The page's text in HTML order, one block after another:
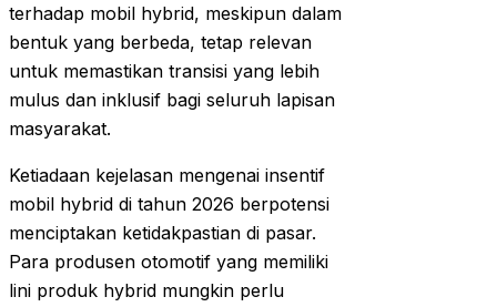
terhadap mobil hybrid, meskipun dalam
bentuk yang berbeda, tetap relevan
untuk memastikan transisi yang lebih
mulus dan inklusif bagi seluruh lapisan
masyarakat.
Ketiadaan kejelasan mengenai insentif
mobil hybrid di tahun 2026 berpotensi
menciptakan ketidakpastian di pasar.
Para produsen otomotif yang memiliki
lini produk hybrid mungkin perlu